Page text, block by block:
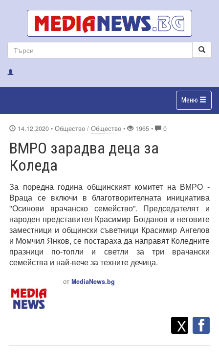
Меню
14.12.2020 • Общество / Общество • 1965 • 0
ВМРО зарадва деца за
Коледа
За поредна година общинският комитет на ВМРО -
Враца се включи в благотворителната инициатива
"Осинови врачанско семейство”. Председателят и
народен представител Красимир Богданов и неговите
заместници и общински съветници Красимир Ангелов
и Момчил Янков, се постараха да направят Коледните
празници по-топли и светли за три врачански
семейства и най-вече за техните дечица.
от MediaNews.bg
Споделете
X